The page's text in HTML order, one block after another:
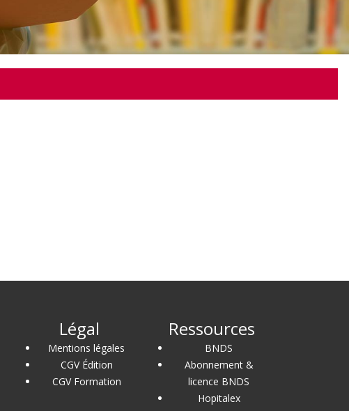
Légal
Mentions légales
CGV Édition
CGV Formation
Ressources
BNDS
Abonnement &
licence BNDS
Hopitalex